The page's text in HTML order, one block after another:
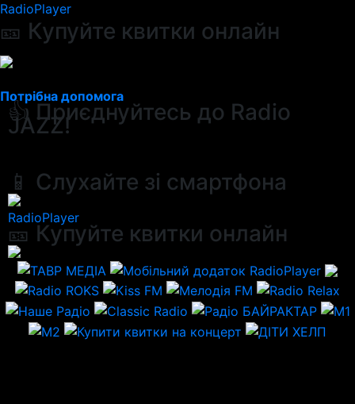
RadioPlayer
🎫 Купуйте квитки онлайн
Потрібна допомога
👍 Приєднуйтесь до Radio
JAZZ!
📱 Слухайте зі смартфона
RadioPlayer
🎫 Купуйте квитки онлайн